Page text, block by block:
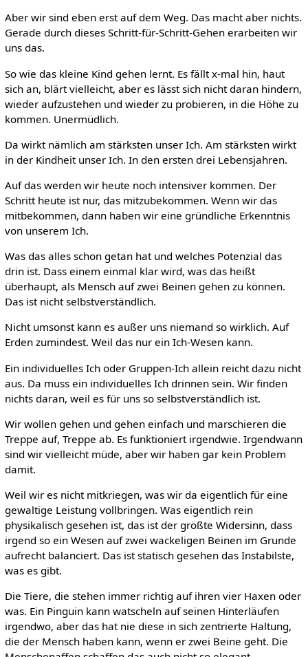
Aber wir sind eben erst auf dem Weg. Das macht aber nichts.
Gerade durch dieses Schritt-für-Schritt-Gehen erarbeiten wir
uns das.
So wie das kleine Kind gehen lernt. Es fällt x-mal hin, haut
sich an, blärt vielleicht, aber es lässt sich nicht daran hindern,
wieder aufzustehen und wieder zu probieren, in die Höhe zu
kommen. Unermüdlich.
Da wirkt nämlich am stärksten unser Ich. Am stärksten wirkt
in der Kindheit unser Ich. In den ersten drei Lebensjahren.
Auf das werden wir heute noch intensiver kommen. Der
Schritt heute ist nur, das mitzubekommen. Wenn wir das
mitbekommen, dann haben wir eine gründliche Erkenntnis
von unserem Ich.
Was das alles schon getan hat und welches Potenzial das
drin ist. Dass einem einmal klar wird, was das heißt
überhaupt, als Mensch auf zwei Beinen gehen zu können.
Das ist nicht selbstverständlich.
Nicht umsonst kann es außer uns niemand so wirklich. Auf
Erden zumindest. Weil das nur ein Ich-Wesen kann.
Ein individuelles Ich oder Gruppen-Ich allein reicht dazu nicht
aus. Da muss ein individuelles Ich drinnen sein. Wir finden
nichts daran, weil es für uns so selbstverständlich ist.
Wir wollen gehen und gehen einfach und marschieren die
Treppe auf, Treppe ab. Es funktioniert irgendwie. Irgendwann
sind wir vielleicht müde, aber wir haben gar kein Problem
damit.
Weil wir es nicht mitkriegen, was wir da eigentlich für eine
gewaltige Leistung vollbringen. Was eigentlich rein
physikalisch gesehen ist, das ist der größte Widersinn, dass
irgend so ein Wesen auf zwei wackeligen Beinen im Grunde
aufrecht balanciert. Das ist statisch gesehen das Instabilste,
was es gibt.
Die Tiere, die stehen immer richtig auf ihren vier Haxen oder
was. Ein Pinguin kann watscheln auf seinen Hinterläufen
irgendwo, aber das hat nie diese in sich zentrierte Haltung,
die der Mensch haben kann, wenn er zwei Beine geht. Die